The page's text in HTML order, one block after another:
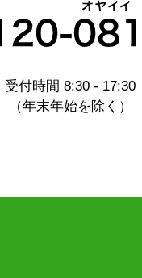
受付時間 8:30 - 17:30
（年末年始を除く）